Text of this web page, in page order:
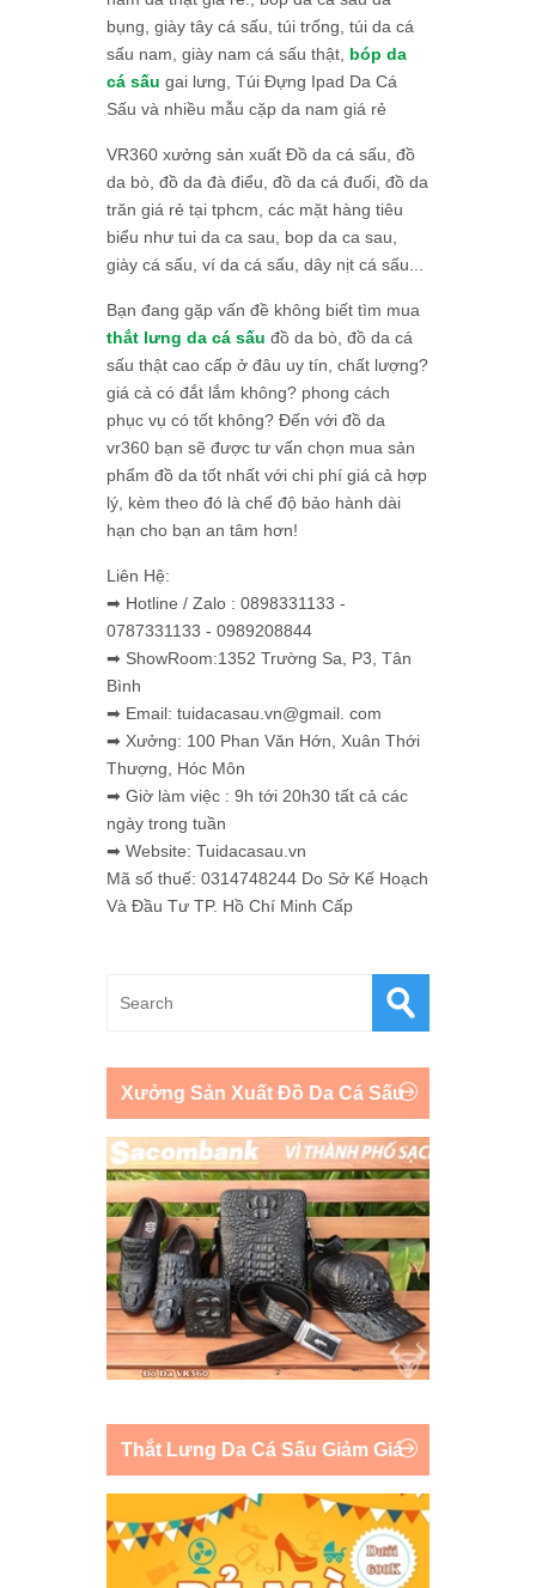
bụng, giày tây cá sấu, túi trống, túi da cá
sấu nam, giày nam cá sấu thật, bóp da
cá sấu gai lưng, Túi Đựng Ipad Da Cá
Sấu và nhiều mẫu cặp da nam giá rẻ
VR360 xưởng sản xuất Đồ da cá sấu, đồ
da bò, đồ da đà điểu, đồ da cá đuối, đồ da
trăn giá rẻ tại tphcm, các mặt hàng tiêu
biểu như tui da ca sau, bop da ca sau,
giày cá sấu, ví da cá sấu, dây nịt cá sấu...
Bạn đang gặp vấn đề không biết tìm mua
thắt lưng da cá sấu đồ da bò, đồ da cá
sấu thật cao cấp ở đâu uy tín, chất lượng?
giá cả có đắt lắm không? phong cách
phục vụ có tốt không? Đến với đồ da
vr360 bạn sẽ được tư vấn chọn mua sản
phẩm đồ da tốt nhất với chi phí giá cả hợp
lý, kèm theo đó là chế độ bảo hành dài
hạn cho bạn an tâm hơn!
Liên Hệ:
➡ Hotline / Zalo : 0898331133 -
0787331133 - 0989208844
➡ ShowRoom:1352 Trường Sa, P3, Tân
Bình
➡ Email: tuidacasau.vn@gmail. com
➡ Xưởng: 100 Phan Văn Hớn, Xuân Thới
Thượng, Hóc Môn
➡ Giờ làm việc : 9h tới 20h30 tất cả các
ngày trong tuần
➡ Website: Tuidacasau.vn
Mã số thuế: 0314748244 Do Sở Kế Hoạch
Và Đầu Tư TP. Hồ Chí Minh Cấp
Xưởng Sản Xuất Đồ Da Cá Sấu
Thắt Lưng Da Cá Sấu Giảm Giá